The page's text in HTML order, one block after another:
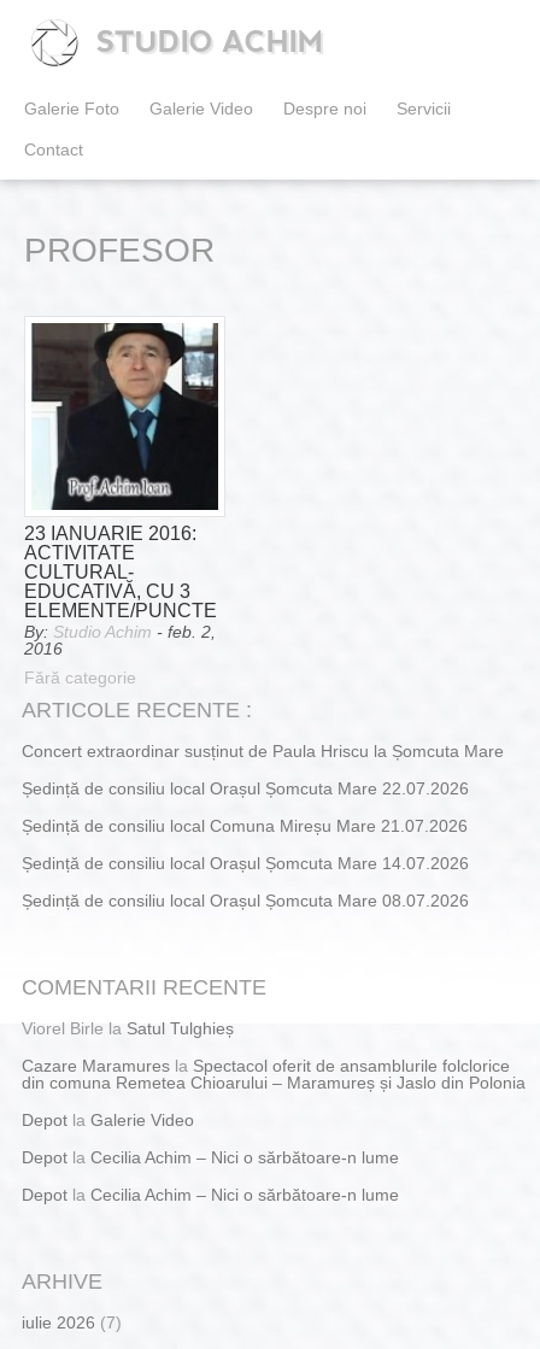
STUDIO ACHIM
Galerie Foto Galerie Video Despre noi Servicii
Contact
PROFESOR
23 IANUARIE 2016:
ACTIVITATE
CULTURAL-
EDUCATIVĂ, CU 3
ELEMENTE/PUNCTE
By: Studio Achim - feb. 2,
2016
Fără categorie
ARTICOLE RECENTE :
Concert extraordinar susținut de Paula Hriscu la Șomcuta Mare
Ședință de consiliu local Orașul Șomcuta Mare 22.07.2026
Ședință de consiliu local Comuna Mireșu Mare 21.07.2026
Ședință de consiliu local Orașul Șomcuta Mare 14.07.2026
Ședință de consiliu local Orașul Șomcuta Mare 08.07.2026
COMENTARII RECENTE
Viorel Birle la Satul Tulghieș
Cazare Maramuresla Spectacol oferit de ansamblurile folclorice
din comuna Remetea Chioarului – Maramureș și Jaslo din Polonia
Depotla Galerie Video
Depotla Cecilia Achim – Nici o sărbătoare-n lume
Depotla Cecilia Achim – Nici o sărbătoare-n lume
ARHIVE
iulie 2026 (7)